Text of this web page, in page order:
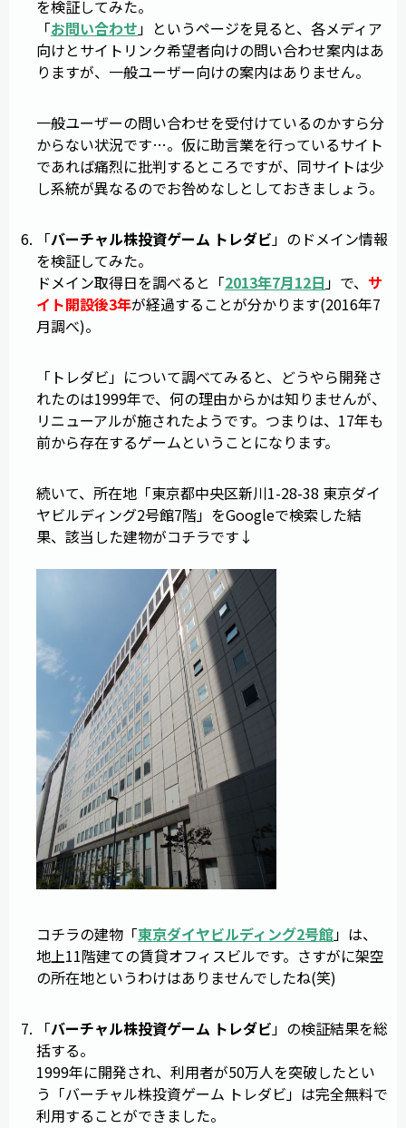
を検証してみた。
「お問い合わせ 」というページを見ると、各メディア
向けとサイトリンク希望者向けの問い合わせ案内はあ
りますが、一般ユーザー向けの案内はありません。
一般ユーザーの問い合わせを受付けているのかすら分
からない状況です…。仮に助言業を行っているサイト
であれば痛烈に批判するところですが、同サイトは少
し系統が異なるのでお咎めなしとしておきましょう。
「バーチャル株投資ゲーム トレダビ 」のドメイン情報
を検証してみた。
ドメイン取得日を調べると「2013年7月12日 」で、 サ
イト開設後3年が経過することが分かります(2016年7
月調べ)。
「トレダビ」について調べてみると、どうやら開発さ
れたのは1999年で、何の理由からかは知りませんが、
リニューアルが施されたようです。つまりは、17年も
前から存在するゲームということになります。
続いて、所在地「東京都中央区新川1-28-38 東京ダイ
ヤビルディング2号館7階」をGoogleで検索した結
果、該当した建物がコチラです↓
コチラの建物「東京ダイヤビルディング2号館」は、
地上11階建ての賃貸オフィスビルです。さすがに架空
の所在地というわけはありませんでしたね(笑)
「バーチャル株投資ゲーム トレダビ」の検証結果を総
括する。
1999年に開発され、利用者が50万人を突破したとい
う「バーチャル株投資ゲーム トレダビ」は完全無料で
利用することができました。